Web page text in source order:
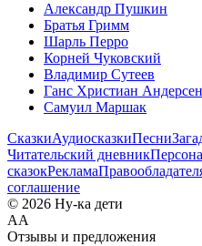
Александр Пушкин
Братья Гримм
Шарль Перро
Корней Чуковский
Владимир Сутеев
Ганс Христиан Андерсен
Самуил Маршак
СказкиАудиосказкиПесни
Читательский дневник
сказокРеклама
соглашение
© 2026 Ну-ка дети
АА
Отзывы и предложения